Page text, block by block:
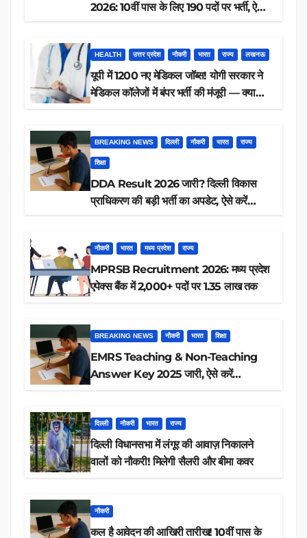
2026: 10वीं पास के लिए 190 पदों पर भर्ती, ऐसे
HEALTH उत्तर प्रदेश नौकरी भारत राज्य लखनऊ
यूपी में 1200 नए मेडिकल जॉब्स! योगी सरकार ने
मेडिकल कॉलेजों में बंपर भर्ती की मंजूरी — क्या
BREAKING NEWS दिल्ली नौकरी भारत राज्य
शिक्षा
DDA Result 2026 जारी? दिल्ली विकास
प्राधिकरण की बड़ी भर्ती का अपडेट, ऐसे करें
नौकरी भारत मध्य प्रदेश राज्य
MPRSB Recruitment 2026: मध्य प्रदेश
एपेक्स बैंक में 2,000+ पदों पर 1.35 लाख तक
BREAKING NEWS नौकरी भारत शिक्षा
EMRS Teaching & Non-Teaching
Answer Key 2025 जारी, ऐसे करें
दिल्ली नौकरी भारत राज्य
दिल्ली विधानसभा में लंगूर की आवाज़ निकालने
वालों को नौकरी! मिलेगी सैलरी और बीमा कवर
नौकरी
कल है आवेदन की आखिरी तारीख! 10वीं पास के